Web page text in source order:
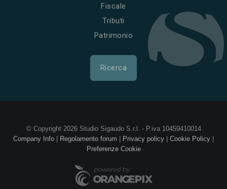
Fiscale
Tributi
Patrimonio
Ricerca
© Copyright 2026 Studio Sigaudo S.r.l. - P.iva 10459410014
Company Info | Regolamento forum | Privacy policy | Cookie Policy |
Preferenze Cookie